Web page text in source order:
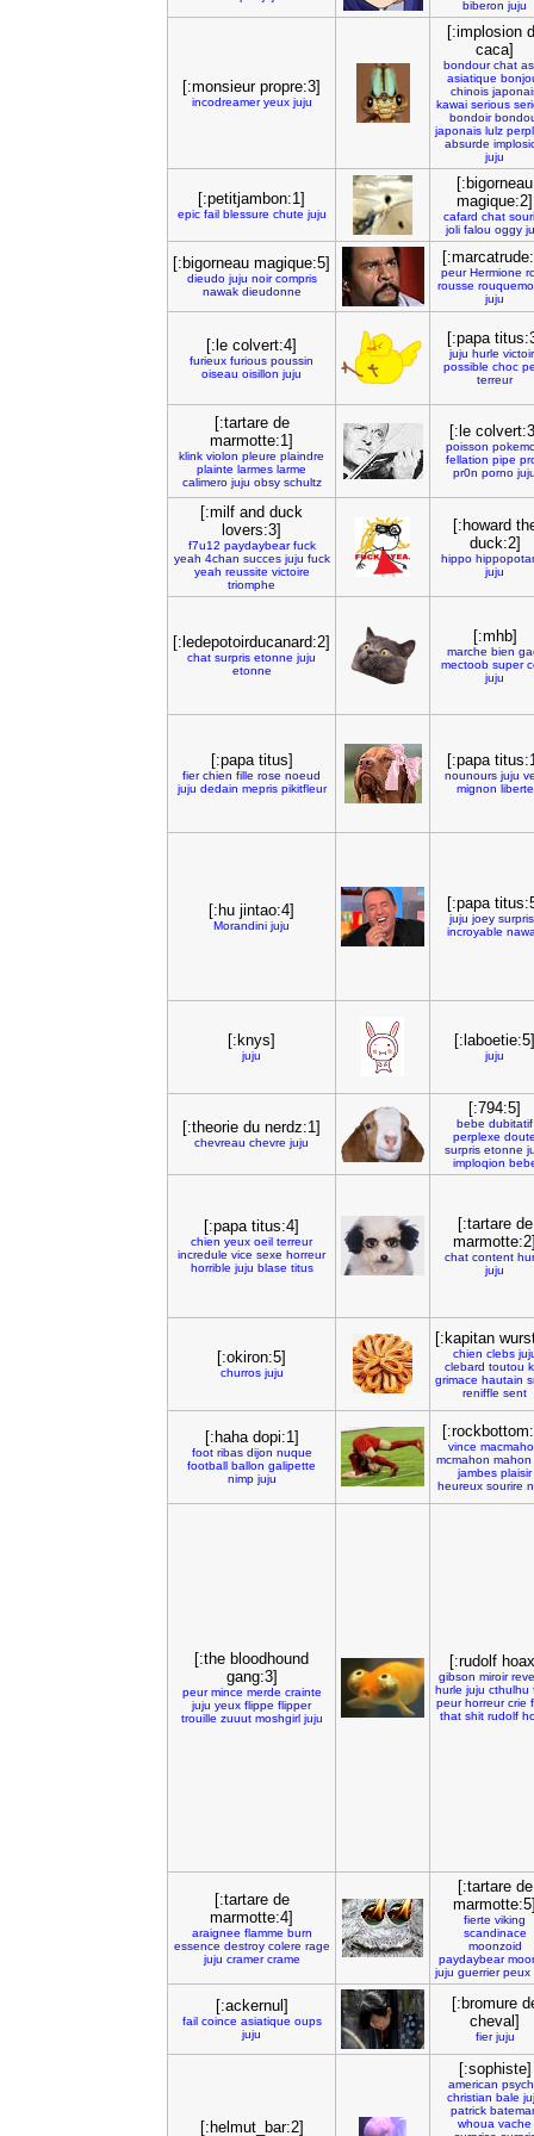
biberon juju
[:monsieur propre:3]
incodreamer yeux juju
[:implosion
caca]
bondour chat
asiatique
chinois
kawai serious
bondoir
japonais lulz
absurde
juju
[:petitjambon:1]
epic fail blessure chute juju
[:bigorneau
magique:2]
cafard chat
joli falou oggy
[:bigorneau magique:5]
dieudo juju noir compris
nawak dieudonne
peur Hermione
rousse
juju
[:le colvert:4]
furieux furious poussin
oiseau oisillon juju
[:papa
juju hurle
possible choc
terreur
[:tartare de
marmotte:1]
klink violon pleure plaindre
plainte larmes larme
calimero juju obsy schultz
[:le
poisson
fellation pipe
pr0n porno
[:milf and duck
lovers:3]
f7u12 paydaybear fuck
yeah 4chan succes juju fuck
yeah reussite victoire
triomphe
[:howard
duck:2]
hippo
juju
[:ledepotoirducanard:2]
chat surpris etonne juju
etonne
[:mhb]
marche bien
mectoob super
juju
[:papa titus]
fier chien fille rose noeud
juju dedain mepris pikitfleur
[:papa
nounours juju
mignon liberte
[:hu jintao:4]
Morandini juju
[:papa
juju joey
incroyable
[:knys]
juju
[:laboetie:5]
juju
[:theorie du nerdz:1]
chevreau chevre juju
[:794:5]
bebe dubitatif
perplexe
surpris etonne
imploqion
[:papa titus:4]
chien yeux oeil terreur
incredule vice sexe horreur
horrible juju blase titus
[:tartare de
chat content
juju
[:okiron:5]
churros juju
[:kapitan
chien clebs
clebard toutou
grimace hautain
reniffle sent
[:haha dopi:1]
foot ribas dijon nuque
football ballon galipette
nimp juju
vince
mcmahon mahon
jambes plaisir
heureux sourire
[:the bloodhound
gang:3]
peur mince merde crainte
juju yeux flippe flipper
trouille zuuut moshgirl juju
[:rudolf
gibson miroir
hurle juju cthulhu
peur horreur crie
that shit rudolf
[:tartare de
marmotte:4]
araignee flamme burn
essence destroy colere rage
juju cramer crame
[:tartare de
fierte viking
scandinace
moonzoid
paydaybear
juju guerrier peux
[:ackernul]
fail coince asiatique oups
juju
[:bromure
cheval]
fier juju
[:helmut_bar:2]
[:sophiste]
american
christian bale
patrick
whoua vache